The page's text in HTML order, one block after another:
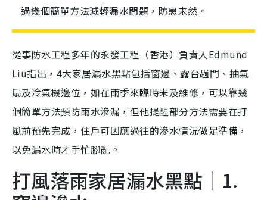
過幾個簡單方法減輕漏水問題，防患未然。
從事防水工程多年的永發工程（香港）負責人Edmund
Liu指出，4大家居漏水黑點包括窗邊、露台趟門、抽氣
扇及冷氣機邊位，如在雨季來臨時未及維修，可以靠幾
個簡單方法預防雨水滲漏，但他提醒部分方法需要在打
風前預先完成，住戶可因應過往的滲水情況做足準備，
以免漏水時才手忙腳亂。
打風落雨家居漏水黑點｜1.